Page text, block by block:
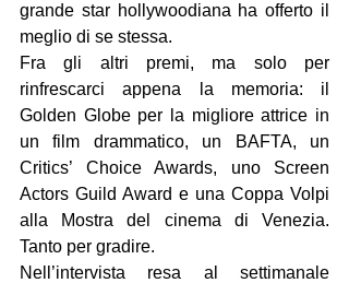
grande star hollywoodiana ha offerto il
meglio di se stessa.
Fra gli altri premi, ma solo per
rinfrescarci appena la memoria: il
Golden Globe per la migliore attrice in
un film drammatico, un BAFTA, un
Critics’ Choice Awards, uno Screen
Actors Guild Award e una Coppa Volpi
alla Mostra del cinema di Venezia.
Tanto per gradire.
Nell’intervista resa al settimanale